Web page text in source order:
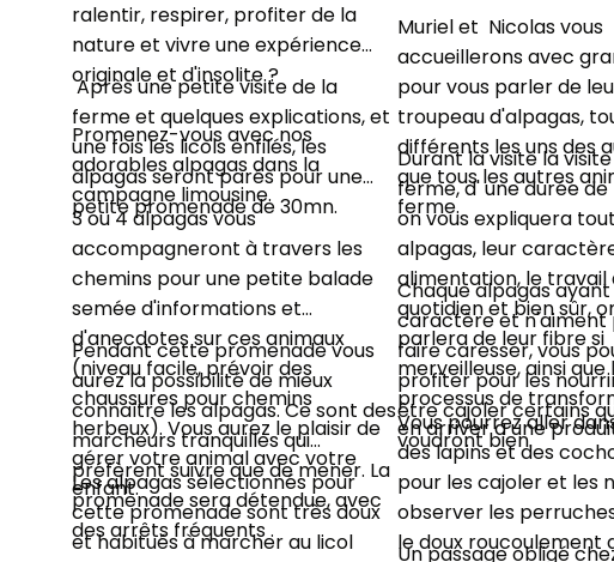
ralentir, respirer, profiter de la
nature et vivre une expérience
originale et d'insolite ?
Promenez-vous avec nos
adorables alpagas dans la
campagne limousine.
Après une petite visite de la
ferme et quelques explications, et
une fois les licols enfilés, les
alpagas seront parés pour une
petite promenade de 30mn.
3 ou 4 alpagas vous
accompagneront à travers les
chemins pour une petite balade
semée d'informations et
d'anecdotes sur ces animaux
(niveau facile, prévoir des
chaussures pour chemins
herbeux). Vous aurez le plaisir de
gérer votre animal avec votre
enfant.
Pendant cette promenade vous
aurez la possibilité de mieux
connaître les alpagas. Ce sont des
marcheurs tranquilles qui
préfèrent suivre que de mener. La
promenade sera détendue, avec
des arrêts fréquents .
Les alpagas sélectionnés pour
cette promenade sont très doux
et habitués à marcher au licol
Muriel et Nicolas vous
accueillerons avec
pour vous parler de
troupeau d'alpagas,
différents les uns des
que tous les autres
ferme.
Durant la visite la
ferme, d' une durée
on vous expliquera
alpagas, leur
alimentation, le travail
quotidien et bien sûr,
parlera de leur fibre si
merveilleuse, ainsi que
processus de
en arriver a une
Chaque alpagas ayant
caractère et n'aiment
faire caresser, vous
profiter pour les
être cajoler certains
voudront bien.
Vous pourrez aller
des lapins et des
pour les cajoler et les
observer les
le doux roucoulement
Un passage obligé